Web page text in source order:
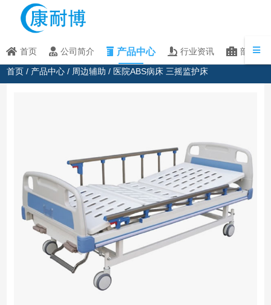
首页 公司简介 产品中心 行业资讯 部分客
首页 / 产品中心 / 周边辅助 / 医院ABS病床 三摇监护床